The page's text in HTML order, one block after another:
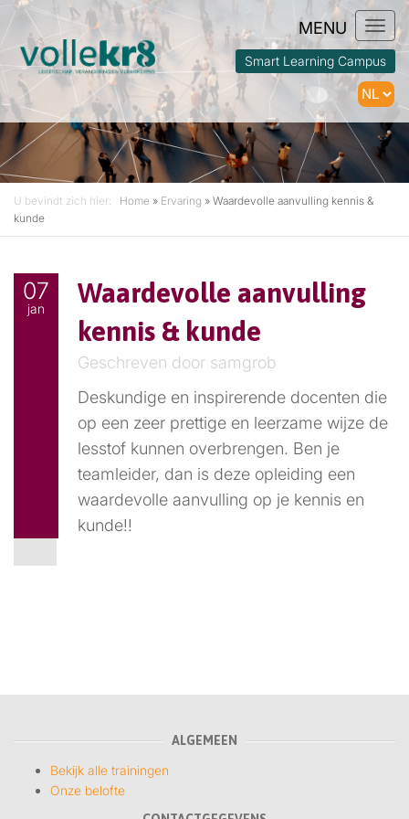
Smart Learning Campus
U bevindt zich hier: Home » Ervaring » Waardevolle aanvulling kennis &
kunde
07
jan
Waardevolle aanvulling
kennis & kunde
Geschreven door samgrob
Deskundige en inspirerende docenten die
op een zeer prettige en leerzame wijze de
lesstof kunnen overbrengen. Ben je
teamleider, dan is deze opleiding een
waardevolle aanvulling op je kennis en
kunde!!
ALGEMEEN
Bekijk alle trainingen
Onze belofte